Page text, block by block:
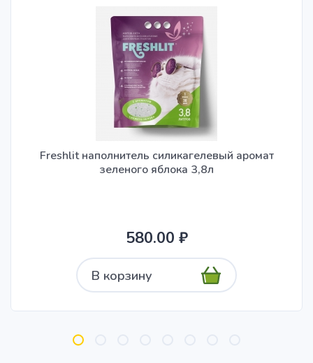
Freshlit наполнитель силикагелевый аромат
зеленого яблока 3,8л
580.00 ₽
В корзину